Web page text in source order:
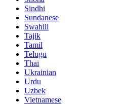
Sindhi
Sundanese
Swahili
Tajik
Tamil
Telugu
Thai
Ukrainian
Urdu
Uzbek
Vietnamese